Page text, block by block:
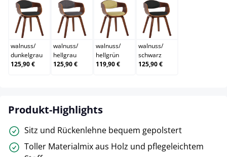
walnuss/dunkelgrau
walnuss/
dunkelgrau
125,90 €
walnuss/hellgrau
walnuss/
hellgrau
125,90 €
walnuss/hellgrün
walnuss/
hellgrün
119,90 €
walnuss/schwarz
walnuss/
schwarz
125,90 €
Produkt-Highlights
Sitz und Rückenlehne bequem gepolstert
Toller Materialmix aus Holz und pflegeleichtem